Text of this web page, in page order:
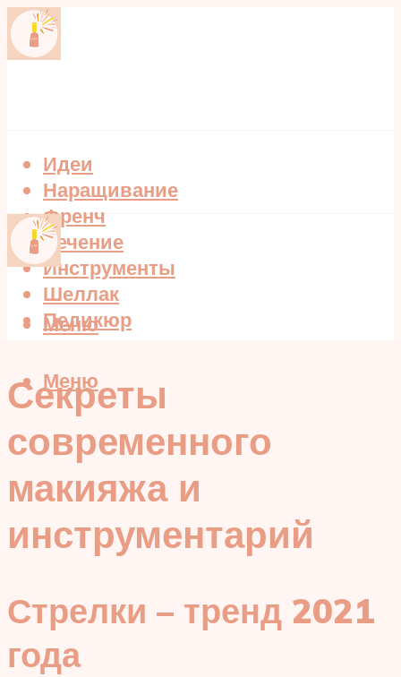
Идеи
Наращивание
Френч
Лечение
Инструменты
Шеллак
Педикюр
Меню
Меню
Секреты
современного
макияжа и
инструментарий
Стрелки – тренд 2021
года